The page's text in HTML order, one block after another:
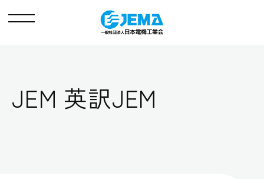
メ
JEM 英訳JEM